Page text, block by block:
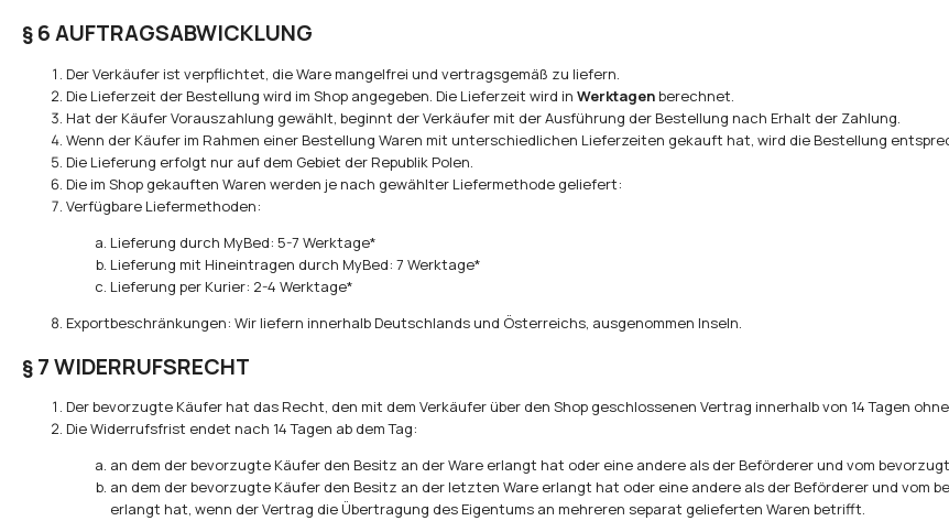
§ 6 AUFTRAGSABWICKLUNG
Der Verkäufer ist verpflichtet, die Ware mangelfrei und vertragsgemäß zu liefern.
Die Lieferzeit der Bestellung wird im Shop angegeben. Die Lieferzeit wird in Werktagenberechnet.
Hat der Käufer Vorauszahlung gewählt, beginnt der Verkäufer mit der Ausführung der Bestellung nach Erhalt der Zahlung.
Wenn der Käufer im Rahmen einer Bestellung Waren mit unterschiedlichen Lieferzeiten gekauft hat, wird die Bestellung
Die Lieferung erfolgt nur auf dem Gebiet der Republik Polen.
Die im Shop gekauften Waren werden je nach gewählter Liefermethode geliefert:
Verfügbare Liefermethoden:
Lieferung durch MyBed: 5-7 Werktage*
Lieferung mit Hineintragen durch MyBed: 7 Werktage*
Lieferung per Kurier: 2-4 Werktage*
Exportbeschränkungen: Wir liefern innerhalb Deutschlands und Österreichs, ausgenommen Inseln.
§ 7 WIDERRUFSRECHT
Der bevorzugte Käufer hat das Recht, den mit dem Verkäufer über den Shop geschlossenen Vertrag innerhalb von 14 Tagen
Die Widerrufsfrist endet nach 14 Tagen ab dem Tag:
an dem der bevorzugte Käufer den Besitz an der Ware erlangt hat oder eine andere als der Beförderer und vom
an dem der bevorzugte Käufer den Besitz an der letzten Ware erlangt hat oder eine andere als der Beförderer und vom
erlangt hat, wenn der Vertrag die Übertragung des Eigentums an mehreren separat gelieferten Waren betrifft.